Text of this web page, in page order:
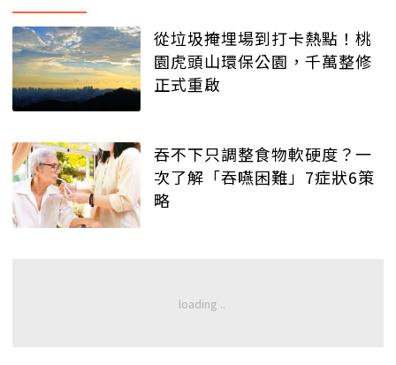
從垃圾掩埋場到打卡熱點！桃
園虎頭山環保公園，千萬整修
正式重啟
吞不下只調整食物軟硬度？一
次了解「吞嚥困難」7症狀6策
略